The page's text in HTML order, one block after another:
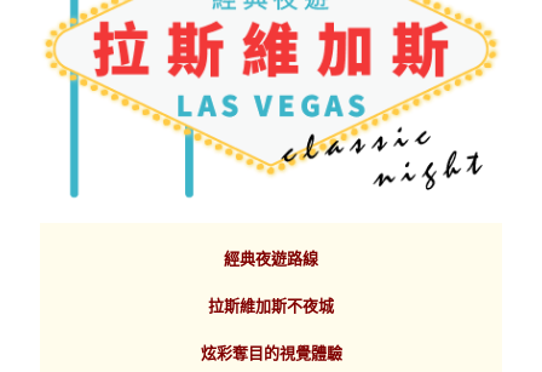
經典夜遊路線
拉斯維加斯不夜城
炫彩奪目的視覺體驗